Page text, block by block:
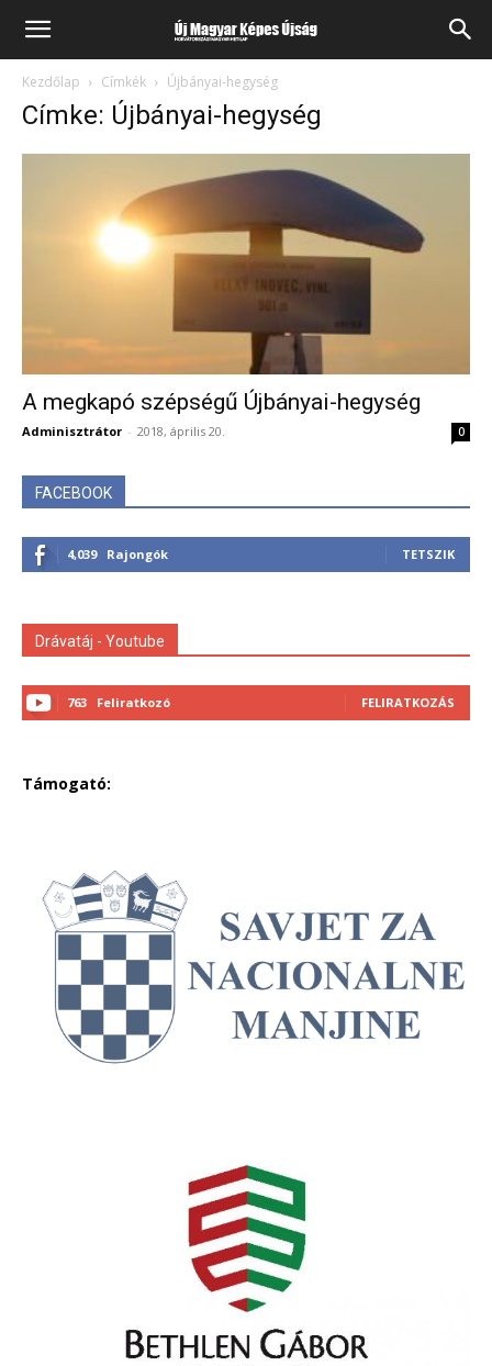
Kezdőlap Címkék Újbányai-hegység
Címke: Újbányai-hegység
A megkapó szépségű Újbányai-hegység
Adminisztrátor - 2018, április 20. 0
FACEBOOK
4,039 Rajongók TETSZIK
Drávatáj - Youtube
763 Feliratkozó FELIRATKOZÁS
Támogató: